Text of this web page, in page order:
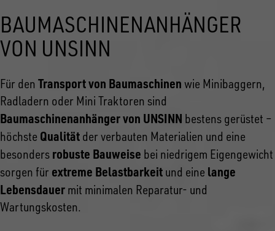
BAUMASCHINENANHÄNGER
VON UNSINN
Für den Transport von Baumaschinen wie Minibaggern,
Radladern oder Mini Traktoren sind
Baumaschinenanhänger von UNSINN bestens gerüstet –
höchste Qualität der verbauten Materialien und eine
besonders robuste Bauweise bei niedrigem Eigengewicht
sorgen für extreme Belastbarkeit und eine lange
Lebensdauer mit minimalen Reparatur- und
Wartungskosten.